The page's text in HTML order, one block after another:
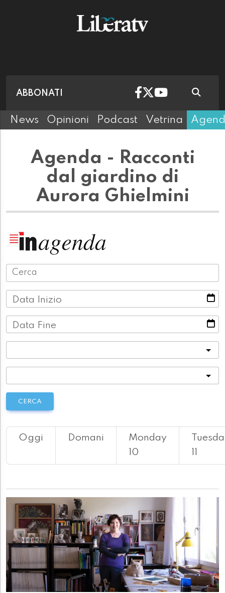
ABBONATI
News Opinioni Podcast Vetrina
Agenda - Racconti
dal giardino di
Aurora Ghielmini
Data Inizio
Data Fine
CERCA
Oggi Domani
Monday
10
11